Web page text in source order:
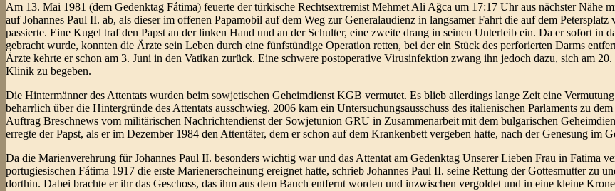
Am 13. Mai 1981 (dem Gedenktag Fátima) feuerte der türkische Rechtsextremist Mehmet Ali Ağca um 17:17 Uhr aus nächster Nähe
auf Johannes Paul II. ab, als dieser im offenen Papamobil auf dem Weg zur Generalaudienz in langsamer Fahrt die auf dem Petersplatz
passierte. Eine Kugel traf den Papst an der linken Hand und an der Schulter, eine zweite drang in seinen Unterleib ein. Da er sofort in
gebracht wurde, konnten die Ärzte sein Leben durch eine fünfstündige Operation retten, bei der ein Stück des perforierten Darms
Ärzte kehrte er schon am 3. Juni in den Vatikan zurück. Eine schwere postoperative Virusinfektion zwang ihn jedoch dazu, sich am
Klinik zu begeben.
Die Hintermänner des Attentats wurden beim sowjetischen Geheimdienst KGB vermutet. Es blieb allerdings lange Zeit eine
beharrlich über die Hintergründe des Attentats ausschwieg. 2006 kam ein Untersuchungsausschuss des italienischen Parlaments zu
Auftrag Breschnews vom militärischen Nachrichtendienst der Sowjetunion GRU in Zusammenarbeit mit dem bulgarischen
erregte der Papst, als er im Dezember 1984 den Attentäter, dem er schon auf dem Krankenbett vergeben hatte, nach der Genesung im
Da die Marienverehrung für Johannes Paul II. besonders wichtig war und das Attentat am Gedenktag Unserer Lieben Frau in Fatima
portugiesischen Fátima 1917 die erste Marienerscheinung ereignet hatte, schrieb Johannes Paul II. seine Rettung der Gottesmutter zu
dorthin. Dabei brachte er ihr das Geschoss, das ihm aus dem Bauch entfernt worden und inzwischen vergoldet und in eine kleine